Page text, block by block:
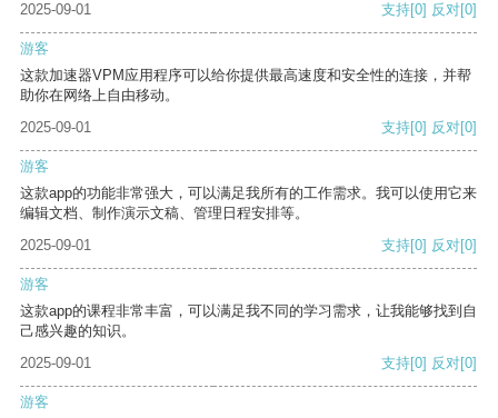
2025-09-01
支持[0] 反对[0]
游客
这款加速器VPM应用程序可以给你提供最高速度和安全性的连接，并帮
助你在网络上自由移动。
2025-09-01
支持[0] 反对[0]
游客
这款app的功能非常强大，可以满足我所有的工作需求。我可以使用它来
编辑文档、制作演示文稿、管理日程安排等。
2025-09-01
支持[0] 反对[0]
游客
这款app的课程非常丰富，可以满足我不同的学习需求，让我能够找到自
己感兴趣的知识。
2025-09-01
支持[0] 反对[0]
游客